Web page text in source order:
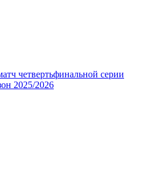
четвертьфинальной серии
2025/2026